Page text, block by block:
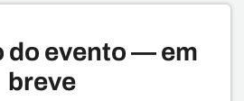
do evento — em
breve